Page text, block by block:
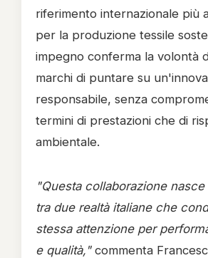
riferimento internazionale più
per la produzione tessile
impegno conferma la volontà
marchi di puntare su
responsabile, senza
termini di prestazioni che di
ambientale.
"Questa collaborazione
tra due realtà italiane che
stessa attenzione per
e qualità,"commenta